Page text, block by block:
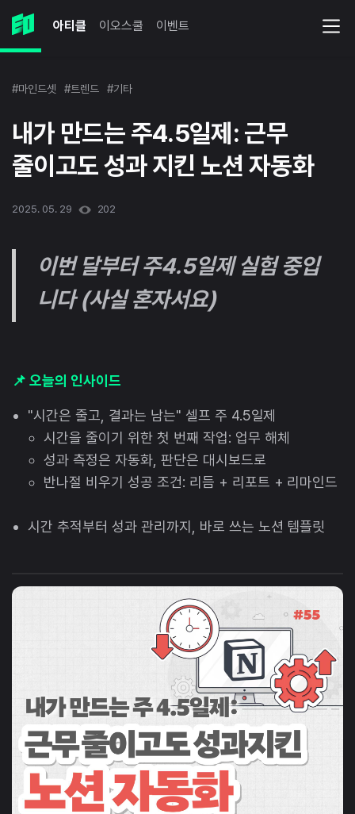
아티클 이오스쿨 이벤트
#마인드셋 #트렌드 #기타
내가 만드는 주4.5일제: 근무
줄이고도 성과 지킨 노션 자동화
2025. 05. 29 202
이번 달부터 주4.5일제 실험 중입
니다 (사실 혼자서요)
📌 오늘의 인사이드
"시간은 줄고, 결과는 남는" 셀프 주 4.5일제
시간을 줄이기 위한 첫 번째 작업: 업무 해체
성과 측정은 자동화, 판단은 대시보드로
반나절 비우기 성공 조건: 리듬 + 리포트 + 리마인드
시간 추적부터 성과 관리까지, 바로 쓰는 노션 템플릿